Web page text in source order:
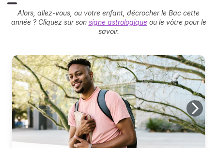
Alors, allez-vous, ou votre enfant, décrocher le Bac cette
année ? Cliquez sur son signe astrologiqueou le vôtre pour le
savoir.